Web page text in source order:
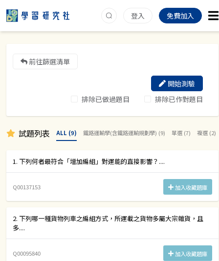
登入 免費加入
前往篩選清單
排除已做過題目 排除已作對題目
開始測驗
試題列表 ALL (9) 鐵路運輸學(含鐵路運輸規劃學) (9) 單選 (7) 複選 (2)
1. 下列何者最符合「增加編組」對運能的直接影響？....
Q00137153 加入收藏題庫
2. 下列哪一種貨物列車之編組方式，所運載之貨物多屬大宗雜貨，且
多....
Q00095840 加入收藏題庫